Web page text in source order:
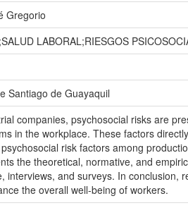
Gregorio
LABORAL;RIESGOS
Santiago de Guayaquil
companies, psychosocial risks are
in the workplace. These factors
risk factors among
the theoretical, normative, and
interviews, and surveys. In
the overall well-being of workers.